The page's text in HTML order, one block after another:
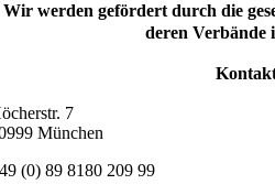
Wir werden gefördert durch die
deren Verbände
7
München
(0) 89 8180 209 99